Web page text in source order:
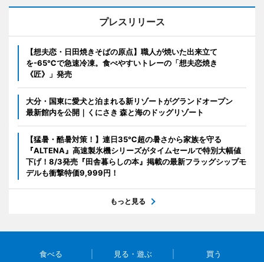
プレスリリース
【想夫恋・日田焼きそばの原点】職人が焼いた出来立て
を-65℃で急速冷凍。食べやすいトレーの「想夫恋焼き
《匠》」発売
大分・国東に愛犬と泊まれる新リゾートがグランドオープン
最新館内を公開｜くにさき 森と海のドッグリゾート
【猛暑・酷暑対策！】連日35℃超の暑さから家族を守る
『ALTENA』高速製氷機シリーズがタイムセールで特別大幅値
下げ！8/3発売『田舎暮らしの本』掲載の最新フラッグシップモ
デルも衝撃特価9,999円！
もっと見る
食べる 見る・遊ぶ 買う